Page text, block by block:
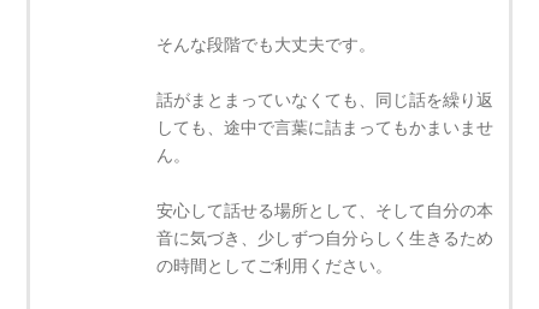
そんな段階でも大丈夫です。
話がまとまっていなくても、同じ話を繰り返
しても、途中で言葉に詰まってもかまいませ
ん。
安心して話せる場所として、そして自分の本
音に気づき、少しずつ自分らしく生きるため
の時間としてご利用ください。